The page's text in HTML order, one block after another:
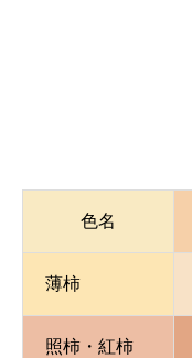
色名
薄柿
照柿・紅柿